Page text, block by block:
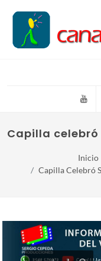
Capilla
Inicio
Capilla Celebró